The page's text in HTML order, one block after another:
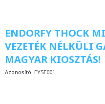
ENDORFY THOCK
VEZETÉK NÉLKÜLI
MAGYAR KIOSZTÁS!
Azonosító: EY5E001